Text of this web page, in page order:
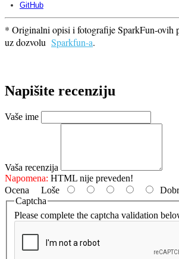
GitHub
* Originalni opisi i fotografije SparkFun-ovih
uz dozvolu Sparkfun-a.
Napišite recenziju
Vaše ime
Vaša recenzija
Napomena: HTML nije preveden!
Ocena Loše
Captcha
Please complete the captcha validation